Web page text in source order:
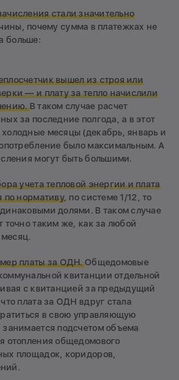
стали значительно
почему сумма в платежках не
больше:
вышел из строя или
— и плату за тепло начислили
В таком случае расчет
за последние полгода, а в этот
месяцы (декабрь, январь и
было максимальным. А
могут быть большими.
учета тепловой энергии и плата
по нормативу, по системе 1/12, то
долями. В таком случае
точно таким же, как за любой
платы за ОДН.Общедомовые
квитанции отдельной
с квитанцией за предыдущий
плата за ОДН вдруг стала
в свою управляющую
подсчетом объема
отопления общедомового
площадок, коридоров,